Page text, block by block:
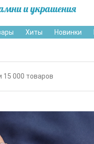
и украшения
Хиты Новинки